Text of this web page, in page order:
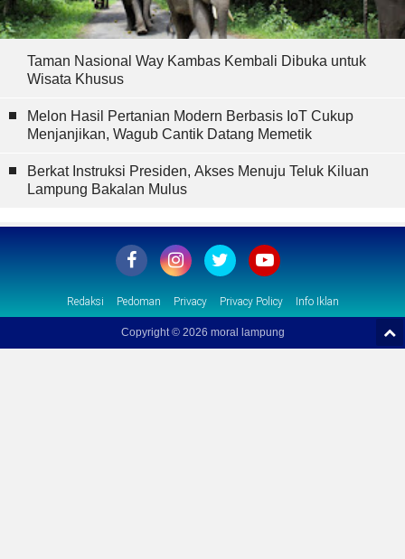
Taman Nasional Way Kambas Kembali Dibuka untuk
Wisata Khusus
Melon Hasil Pertanian Modern Berbasis IoT Cukup
Menjanjikan, Wagub Cantik Datang Memetik
Berkat Instruksi Presiden, Akses Menuju Teluk Kiluan
Lampung Bakalan Mulus
Redaksi Pedoman Privacy Privacy Policy Info Iklan
Copyright © 2026 moral lampung